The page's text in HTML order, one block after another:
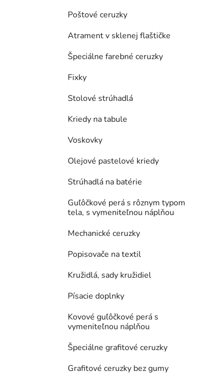
Poštové ceruzky
Atrament v sklenej flaštičke
Špeciálne farebné ceruzky
Fixky
Stolové strúhadlá
Kriedy na tabule
Voskovky
Olejové pastelové kriedy
Strúhadlá na batérie
Guľôčkové perá s rôznym typom
tela, s vymeniteľnou náplňou
Mechanické ceruzky
Popisovače na textil
Kružidlá, sady kružidiel
Písacie doplnky
Kovové guľôčkové perá s
vymeniteľnou náplňou
Špeciálne grafitové ceruzky
Grafitové ceruzky bez gumy